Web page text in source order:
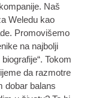
Naš
Weledu kao
Promovišemo
na najbolji
Tokom
da razmotre
dobar balans